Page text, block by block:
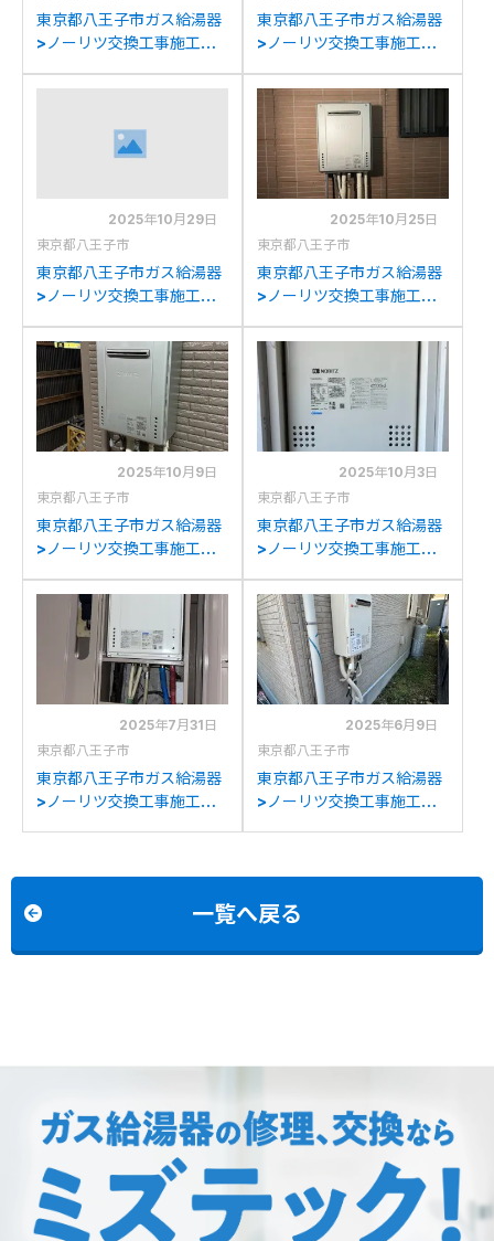
東京都八王子市ガス給湯器
>ノーリツ交換工事施工事
2427AWX-T-1からノーリ
東京都八王子市ガス給湯器
>ノーリツ交換工事施工事
C2452SAWX-2からノー
リツGT-C2472SAW BLへ
の交換
2025年10月29日
東京都八王子市
東京都八王子市ガス給湯器
>ノーリツ交換工事施工事
2028SAWXからノーリツ
GT-C2472SAW BLへの交
換
2025年10月25日
東京都八王子市
東京都八王子市ガス給湯器
>ノーリツ交換工事施工事
2022SAWXからノーリツ
GT-C2072SAW BLへの交
換
2025年10月9日
東京都八王子市
東京都八王子市ガス給湯器
>ノーリツ交換工事施工事
2027SAWXからノーリツ
GT-C2072SAW BLへの交
2025年10月3日
東京都八王子市
東京都八王子市ガス給湯器
>ノーリツ交換工事施工事
C2436AWX3H-Hからノ
ーリツGTH-
C2460AW3H-H-1BLへの
交換
2025年7月31日
東京都八王子市
東京都八王子市ガス給湯器
>ノーリツ交換工事施工事
2025年6月9日
東京都八王子市
東京都八王子市ガス給湯器
>ノーリツ交換工事施工事
一覧へ戻る